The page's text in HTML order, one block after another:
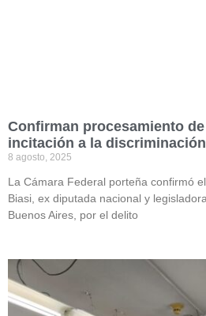
Confirman procesamiento
incitación a la discriminación
8 agosto, 2025
La Cámara Federal porteña confirmó
Biasi, ex diputada nacional y
Buenos Aires, por el delito